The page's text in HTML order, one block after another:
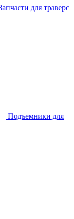
для траверс
Подъемники для